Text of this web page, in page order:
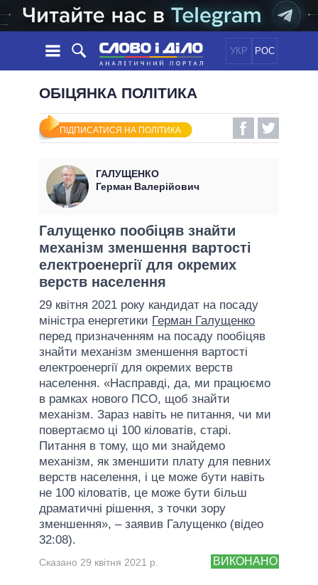
УКР РОС
НОВИНИ
СТРІЧКА
ПОДІЇ
СТАТТІ
ДУМКИ
ОГЛЯДИ
ДАЙДЖЕСТИ
ПОЛІТИКА
ЕКОНОМІКА
СВІТ
ОБIЦЯНКИ
УСІ ПОЛІТИКИ
ПРЕЗИДЕНТ І ОФІС
ВЕРХОВНА РАДА
КАБІНЕТ МІНІСТРІВ
ГОЛОВИ ОБЛАДМІНІСТРАЦІЙ
МЕРИ МІСТ
ВСІ ПЕРСОНИ
ІНФОГРАФІКА
ПІДТРИМАТИ
ПОРІВНЯННЯ ПОЛІТИКІВ
ОБІЦЯНКА ПОЛІТИКА
ПІДПИСАТИСЯ НА ПОЛІТИКА
ГАЛУЩЕНКО
Герман Валерійович
Галущенко пообіцяв знайти
механізм зменшення вартості
електроенергії для окремих
верств населення
29 квітня 2021 року кандидат на посаду
міністра енергетики Герман Галущенко
перед призначенням на посаду пообіцяв
знайти механізм зменшення вартості
електроенергії для окремих верств
населення. «Насправді, да, ми працюємо
в рамках нового ПСО, щоб знайти
механізм. Зараз навіть не питання, чи ми
повертаємо ці 100 кіловатів, старі.
Питання в тому, що ми знайдемо
механізм, як зменшити плату для певних
верств населення, і це може бути навіть
не 100 кіловатів, це може бути більш
драматичні рішення, з точки зору
зменшення», – заявив Галущенко (відео
32:08).
ВИКОНАНО
Сказано 29 квітня 2021 р.